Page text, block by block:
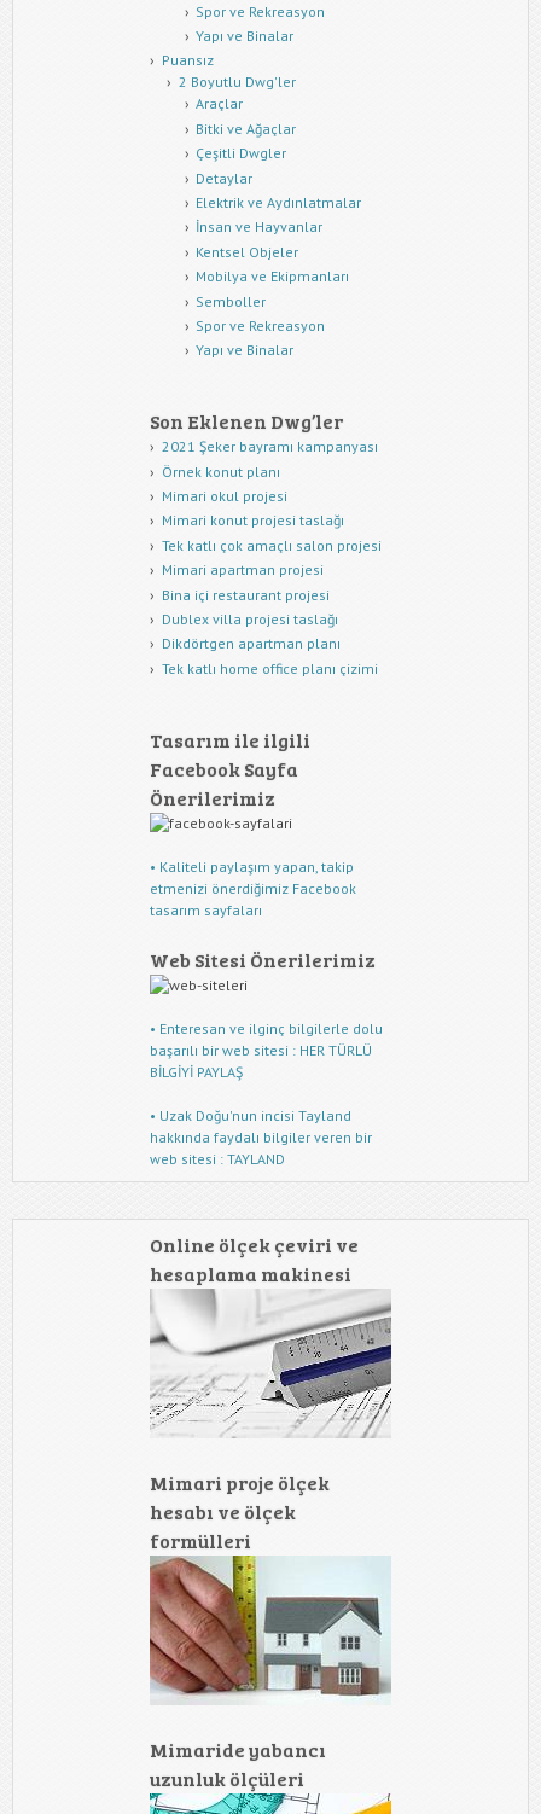
Spor ve Rekreasyon
Yapı ve Binalar
Puansız
2 Boyutlu Dwg'ler
Araçlar
Bitki ve Ağaçlar
Çeşitli Dwgler
Detaylar
Elektrik ve Aydınlatmalar
İnsan ve Hayvanlar
Kentsel Objeler
Mobilya ve Ekipmanları
Semboller
Spor ve Rekreasyon
Yapı ve Binalar
Son Eklenen Dwg’ler
2021 Şeker bayramı kampanyası
Örnek konut planı
Mimari okul projesi
Mimari konut projesi taslağı
Tek katlı çok amaçlı salon projesi
Mimari apartman projesi
Bina içi restaurant projesi
Dublex villa projesi taslağı
Dikdörtgen apartman planı
Tek katlı home office planı çizimi
Tasarım ile ilgili
Facebook Sayfa
Önerilerimiz
• Kaliteli paylaşım yapan, takip
etmenizi önerdiğimiz Facebook
tasarım sayfaları
Web Sitesi Önerilerimiz
• Enteresan ve ilginç bilgilerle dolu
başarılı bir web sitesi : HER TÜRLÜ
BİLGİYİ PAYLAŞ
• Uzak Doğu'nun incisi Tayland
hakkında faydalı bilgiler veren bir
web sitesi : TAYLAND
Online ölçek çeviri ve
hesaplama makinesi
Mimari proje ölçek
hesabı ve ölçek
formülleri
Mimaride yabancı
uzunluk ölçüleri